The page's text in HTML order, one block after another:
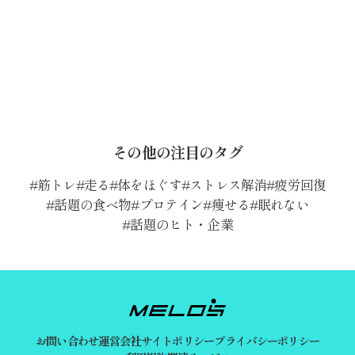
その他の注目のタグ
筋トレ 走る 体をほぐす ストレス解消 疲労回復
話題の食べ物 プロテイン 痩せる 眠れない
話題のヒト・企業
お問い合わせ運営会社サイトポリシープライバシーポリシー